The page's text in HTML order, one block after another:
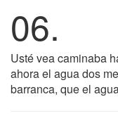
06.
Usté vea caminaba
ahora el agua dos
barranca, que el